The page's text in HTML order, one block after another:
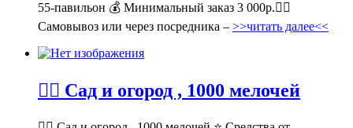
55-павильон 💰 Минимальный заказ 3 000р.🚶‍♀
Самовывоз или через посредника – >>читать далее<<
💁‍♂ Сад и огород , 1000 мелочей